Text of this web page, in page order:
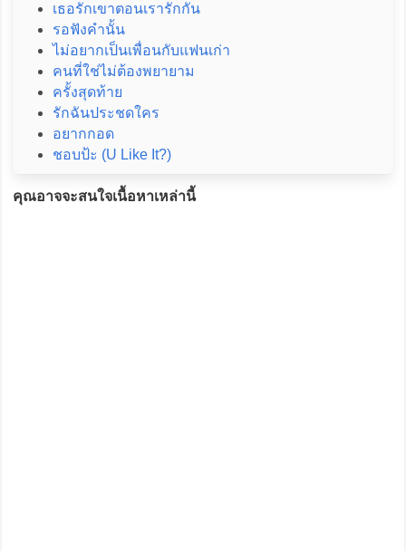
เธอรักเขาตอนเรารักกัน
รอฟังคำนั้น
ไม่อยากเป็นเพื่อนกับแฟนเก่า
คนที่ใช่ไม่ต้องพยายาม
ครั้งสุดท้าย
รักฉันประชดใคร
อยากกอด
ชอบป้ะ (U Like It?)
คุณอาจจะสนใจเนื้อหาเหล่านี้